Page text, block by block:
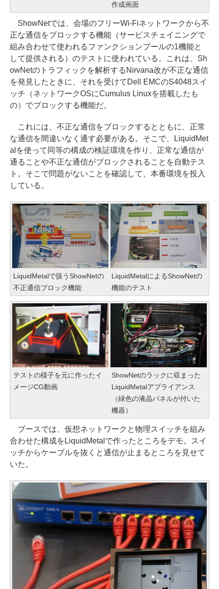
作成画面
ShowNetでは、会場のフリーWi-Fiネットワークから不
正な通信をブロックする機能（サービスチェイニングで
組み合わせて使われるファンクションプールの1機能と
して提供される）のテストに使われている。これは、Sh
owNetのトラフィックを解析するNirvana改が不正な通信
を発見したときに、それを受けてDell EMCのS4048スイ
ッチ（ネットワークOSにCumulus Linuxを搭載したも
の）でブロックする機能だ。
これには、不正な通信をブロックするとともに、正常
な通信を間違いなく通す必要がある。そこで、LiquidMet
alを使って同等の構成の検証環境を作り、正常な通信が
通ることや不正な通信がブロックされることを自動テス
ト。そこで問題がないことを確認して、本番環境を投入
している。
LiquidMetalで扱うShowNetの
不正通信ブロック機能
LiquidMetalによるShowNetの
機能のテスト
テストの様子を元に作ったイ
メージCG動画
ShowNetのラックに収まった
LiquidMetalアプライアンス
（緑色の液晶パネルが付いた
機器）
ブースでは、仮想ネットワークと物理スイッチを組み
合わせた構成をLiquidMetalで作ったところをデモ。スイ
ッチからケーブルを抜くと通信が止まるところを見せて
いた。